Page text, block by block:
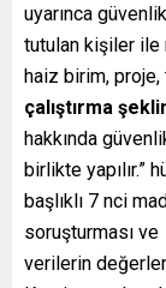
uyarınca
tutulan kişiler ile
haiz birim,
çalıştırma
hakkında
birlikte yapılır.”
başlıklı 7 nci
soruşturması
verilerin